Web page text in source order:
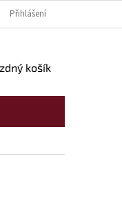
Přihlášení
košík